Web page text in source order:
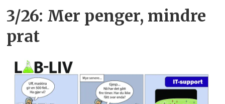
3/26: Mer penger, mindre
prat